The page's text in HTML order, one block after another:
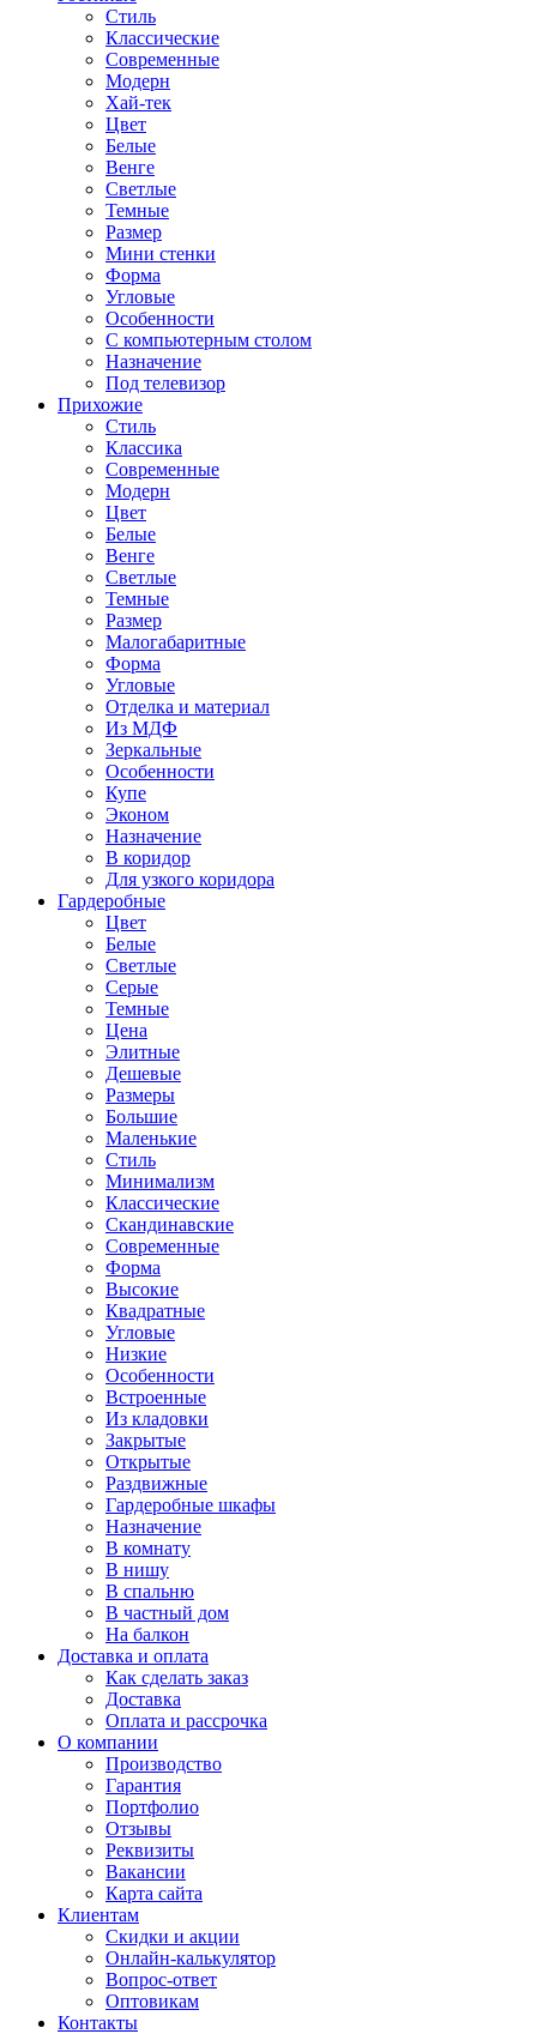
Стиль
Классические
Современные
Модерн
Хай-тек
Цвет
Белые
Венге
Светлые
Темные
Размер
Мини стенки
Форма
Угловые
Особенности
С компьютерным столом
Назначение
Под телевизор
Прихожие
Стиль
Классика
Современные
Модерн
Цвет
Белые
Венге
Светлые
Темные
Размер
Малогабаритные
Форма
Угловые
Отделка и материал
Из МДФ
Зеркальные
Особенности
Купе
Эконом
Назначение
В коридор
Для узкого коридора
Гардеробные
Цвет
Белые
Светлые
Серые
Темные
Цена
Элитные
Дешевые
Размеры
Большие
Маленькие
Стиль
Минимализм
Классические
Скандинавские
Современные
Форма
Высокие
Квадратные
Угловые
Низкие
Особенности
Встроенные
Из кладовки
Закрытые
Открытые
Раздвижные
Гардеробные шкафы
Назначение
В комнату
В нишу
В спальню
В частный дом
На балкон
Доставка и оплата
Как сделать заказ
Доставка
Оплата и рассрочка
О компании
Производство
Гарантия
Портфолио
Отзывы
Реквизиты
Вакансии
Карта сайта
Клиентам
Скидки и акции
Онлайн-калькулятор
Вопрос-ответ
Оптовикам
Контакты